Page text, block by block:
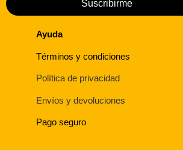
Suscribirme
Ayuda
Términos y condiciones
Política de privacidad
Envíos y devoluciones
Pago seguro